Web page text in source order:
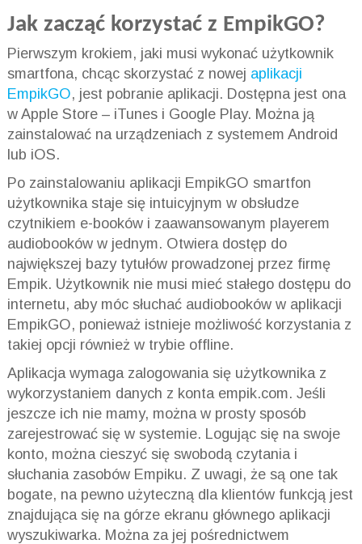
Jak zacząć korzystać z EmpikGO?
Pierwszym krokiem, jaki musi wykonać użytkownik
smartfona, chcąc skorzystać z nowej aplikacji
EmpikGO, jest pobranie aplikacji. Dostępna jest ona
w Apple Store – iTunes i Google Play. Można ją
zainstalować na urządzeniach z systemem Android
lub iOS.
Po zainstalowaniu aplikacji EmpikGO smartfon
użytkownika staje się intuicyjnym w obsłudze
czytnikiem e-booków i zaawansowanym playerem
audiobooków w jednym. Otwiera dostęp do
największej bazy tytułów prowadzonej przez firmę
Empik. Użytkownik nie musi mieć stałego dostępu do
internetu, aby móc słuchać audiobooków w aplikacji
EmpikGO, ponieważ istnieje możliwość korzystania z
takiej opcji również w trybie offline.
Aplikacja wymaga zalogowania się użytkownika z
wykorzystaniem danych z konta empik.com. Jeśli
jeszcze ich nie mamy, można w prosty sposób
zarejestrować się w systemie. Logując się na swoje
konto, można cieszyć się swobodą czytania i
słuchania zasobów Empiku. Z uwagi, że są one tak
bogate, na pewno użyteczną dla klientów funkcją jest
znajdująca się na górze ekranu głównego aplikacji
wyszukiwarka. Można za jej pośrednictwem